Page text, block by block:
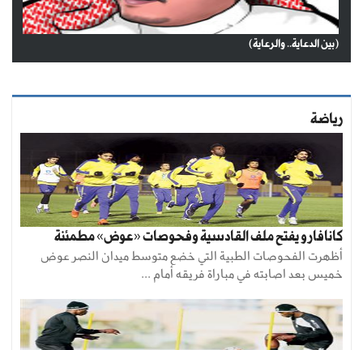
(بين الدعاية.. والرعاية)
رياضة
كانافارو يفتح ملف القادسية وفحوصات «عوض» مطمئنة
أظهرت الفحوصات الطبية التي خضع متوسط ميدان النصر عوض
خميس بعد اصابته في مباراة فريقه أمام ...